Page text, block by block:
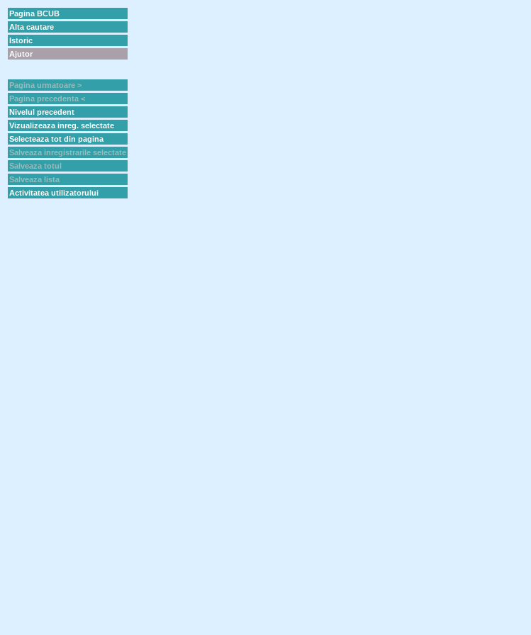
Pagina BCUB
Alta cautare
Istoric
Ajutor
Pagina urmatoare >
Pagina precedenta <
Nivelul precedent
Vizualizeaza inreg. selectate
Selecteaza tot din pagina
Salveaza inregistrarile selectate
Salveaza totul
Salveaza lista
Activitatea utilizatorului